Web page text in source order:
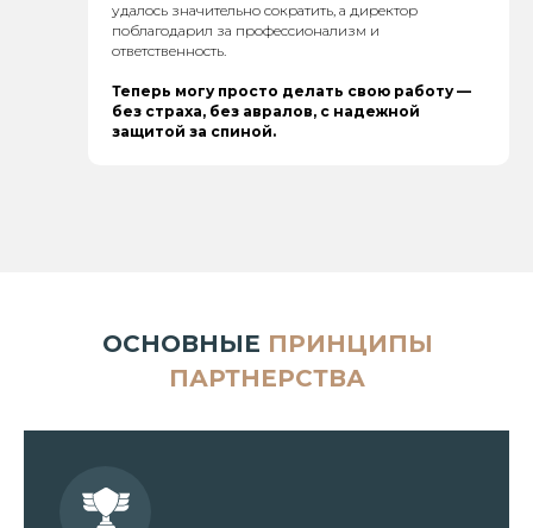
удалось значительно сократить, а директор
поблагодарил за профессионализм и
ответственность.
Теперь могу просто делать свою работу —
без страха, без авралов, с надежной
защитой за спиной.
ОСНОВНЫЕ ПРИНЦИПЫ
ПАРТНЕРСТВА